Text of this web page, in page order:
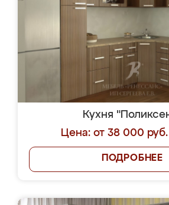
Кухня
Цена: от 38 000
ПОДРОБНЕЕ